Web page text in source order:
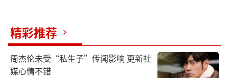
精彩推荐
周杰伦未受“私生子”传闻影响 更新社
媒心情不错